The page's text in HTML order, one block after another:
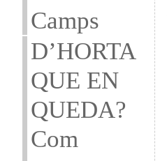
Camps
D’HORTA
QUE EN
QUEDA?
Com